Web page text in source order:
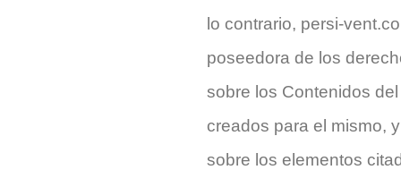
lo contrario, persi-
poseedora de los
sobre los Contenidos
creados para el mismo,
sobre los elementos